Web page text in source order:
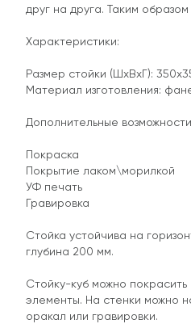
друг на друга. Таким
Характеристики:
Размер стойки (ШхВхГ):
Материал изготовления:
Дополнительные
Покраска
Покрытие лаком\морилкой
УФ печать
Гравировка
Стойка устойчива на
глубина 200 мм.
Стойку-куб можно
элементы. На стенки можно
оракал или гравировки.